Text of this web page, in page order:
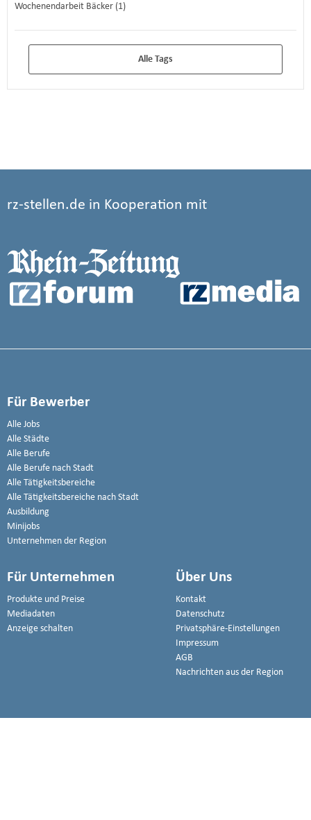
Wochenendarbeit Bäcker (1)
Alle Tags
rz-stellen.de in Kooperation mit
Für Bewerber
Alle Jobs
Alle Städte
Alle Berufe
Alle Berufe nach Stadt
Alle Tätigkeitsbereiche
Alle Tätigkeitsbereiche nach Stadt
Ausbildung
Minijobs
Unternehmen der Region
Für Unternehmen
Produkte und Preise
Mediadaten
Anzeige schalten
Über Uns
Kontakt
Datenschutz
Privatsphäre-Einstellungen
Impressum
AGB
Nachrichten aus der Region